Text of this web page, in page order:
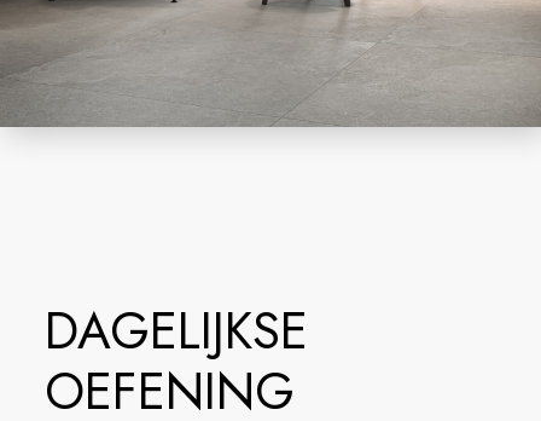
DAGELIJKSE
OEFENING